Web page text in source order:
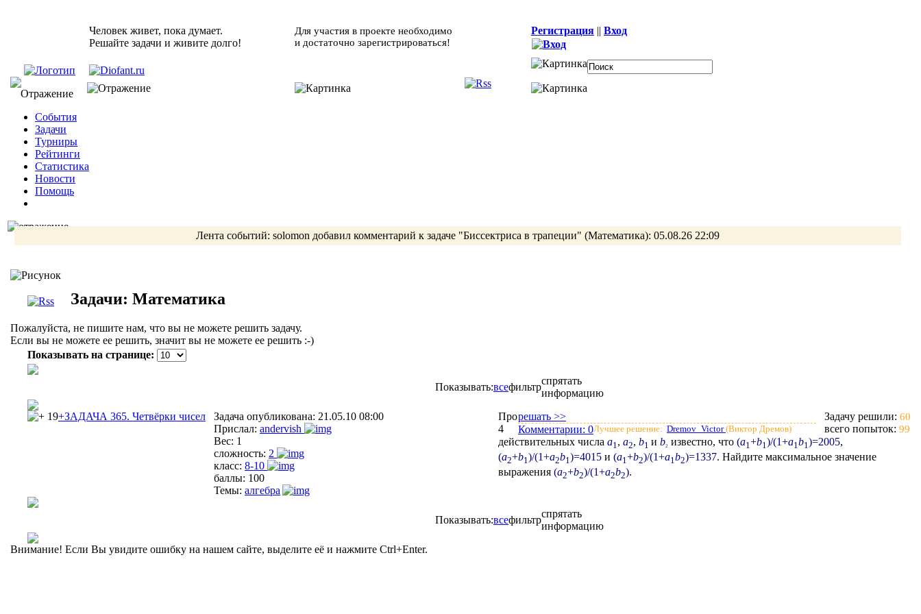
Человек живет, пока думает.
Решайте задачи и живите долго!
Для участия в проекте необходимо
и достаточно зарегистрироваться!
Регистрация || Вход
События
Задачи
Турниры
Рейтинги
Статистика
Новости
Помощь
Лента событий: solomon добавил комментарий к задаче "Биссектриса в трапеции" (Математика): 05.08.26 22:09
Задачи: Математика
Пожалуйста, не пишите нам, что вы не можете решить задачу.
Если вы не можете ее решить, значит вы не можете ее решить :-)
Показывать на странице:
Показывать:всефильтр
спрятать
информацию
19+ЗАДАЧА 365. Четвёрки чисел Задачу решили: 60
всего попыток: 99
Задача опубликована: 21.05.10 08:00
Прислал: andervish
Вес: 1
сложность: 2
класс: 8-10
баллы: 100
Темы: алгебра
решать >>
Комментарии: 0Лучшее решение: Dremov_Victor(Виктор Дремов)
Про
4
действительных числа a1, a2, b1 и b2 известно, что (a1+b1)/(1+a1b1)=2005,
(a2+b1)/(1+a2b1)=4015 и (a1+b2)/(1+a1b2)=1337. Найдите максимальное значение
выражения (a2+b2)/(1+a2b2).
Показывать:всефильтр
спрятать
информацию
Внимание! Если Вы увидите ошибку на нашем сайте, выделите её и нажмите Ctrl+Enter.